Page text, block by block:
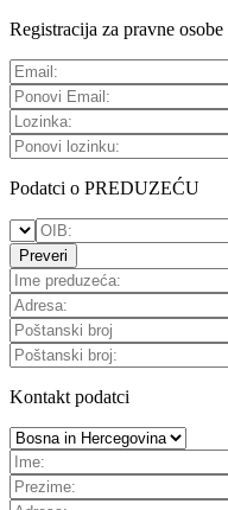
Registracija za pravne osobe
Podatci o PREDUZEĆU
Preveri
Kontakt podatci